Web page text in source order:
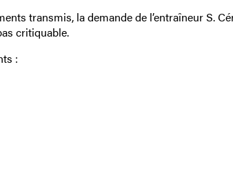
transmis, la demande de l’entraîneur S.
critiquable.
: